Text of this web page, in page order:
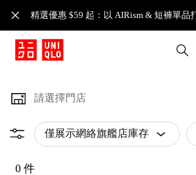
精選優惠 $59 起：以 AIRism & 短褲單品
請選擇門店
僅展示網絡旗艦店庫存
0 件